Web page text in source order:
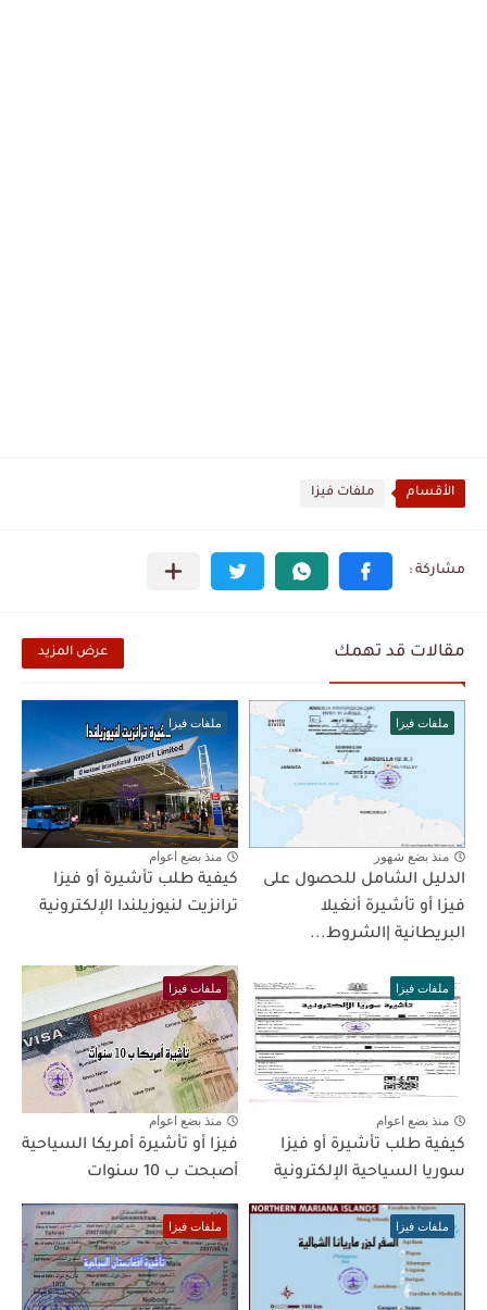
الأقسام ملفات فيزا
مقالات قد تهمك عرض المزيد
ملفات فيزا
منذ بضع شهور
الدليل الشامل للحصول على
فيزا أو تأشيرة أنغيلا
البريطانية |الشروط...
ملفات فيزا
منذ بضع اعوام
كيفية طلب تأشيرة أو فيزا
ترانزيت لنيوزيلندا الإلكترونية
ملفات فيزا
منذ بضع اعوام
كيفية طلب تأشيرة أو فيزا
سوريا السياحية الإلكترونية
ملفات فيزا
منذ بضع اعوام
فيزا أو تأشيرة أمريكا السياحية
أصبحت ب 10 سنوات
ملفات فيزا ملفات فيزا